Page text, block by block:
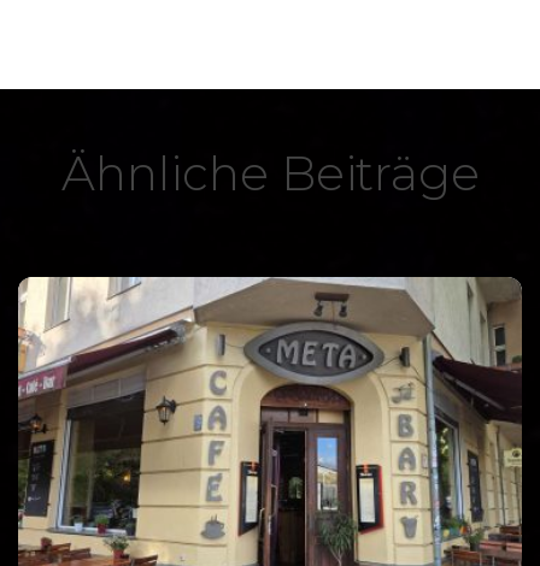
Ähnliche Beiträge